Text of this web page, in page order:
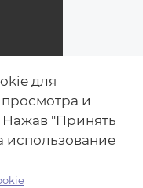
для
и
Нажав "Принять
использование